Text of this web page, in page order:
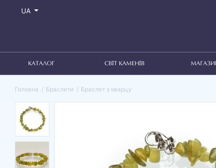
UA
КАТАЛОГ СВІТ КАМЕНІВ
Головна Браслети Браслет з кварцу